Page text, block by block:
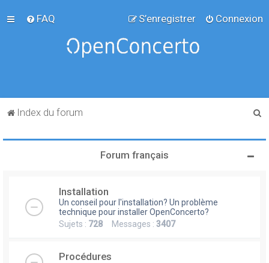
FAQ Connexion
S’enregistrer
Index du forum
Forum français
Installation
Un conseil pour l'installation? Un problème
technique pour installer OpenConcerto?
Sujets : 728 Messages : 3407
Procédures